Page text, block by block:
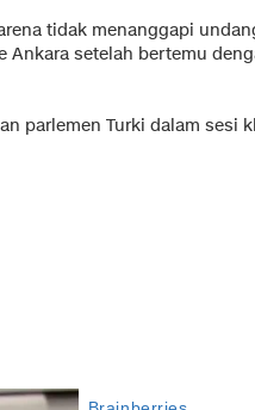
tidak menanggapi
setelah bertemu
parlemen Turki dalam sesi